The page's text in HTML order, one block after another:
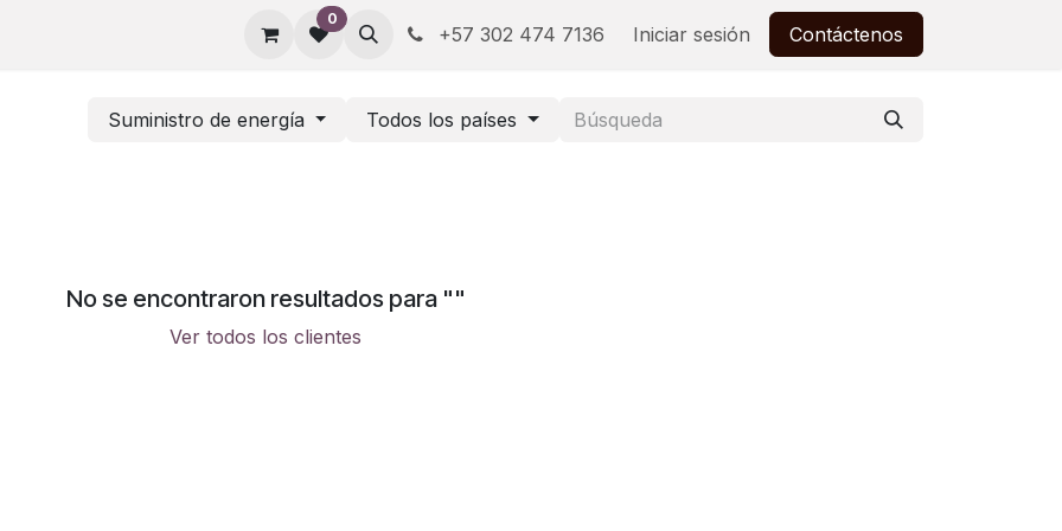
0
+57 302 474 7136 Iniciar sesión Contáctenos
Suministro de energía Todos los países
No se encontraron resultados para ""
Ver todos los clientes